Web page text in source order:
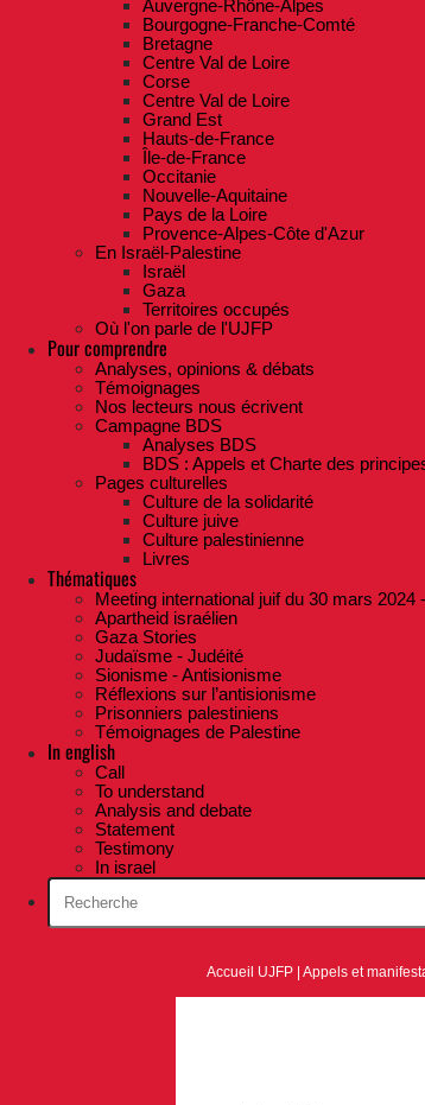
Auvergne-Rhône-Alpes
Bourgogne-Franche-Comté
Bretagne
Centre Val de Loire
Corse
Centre Val de Loire
Grand Est
Hauts-de-France
Île-de-France
Occitanie
Nouvelle-Aquitaine
Pays de la Loire
Provence-Alpes-Côte d'Azur
En Israël-Palestine
Israël
Gaza
Territoires occupés
Où l'on parle de l'UJFP
Pour comprendre
Analyses, opinions & débats
Témoignages
Nos lecteurs nous écrivent
Campagne BDS
Analyses BDS
BDS : Appels et Charte des
Pages culturelles
Culture de la solidarité
Culture juive
Culture palestinienne
Livres
Thématiques
Meeting international juif du 30 mars 2024
Apartheid israélien
Gaza Stories
Judaïsme - Judéité
Sionisme - Antisionisme
Réflexions sur l’antisionisme
Prisonniers palestiniens
Témoignages de Palestine
In english
Call
To understand
Analysis and debate
Statement
Testimony
In israel
Accueil UJFP |Appels et